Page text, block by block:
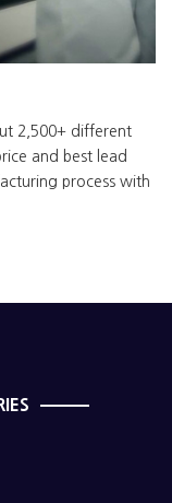
2,500+ different
and best lead
process with